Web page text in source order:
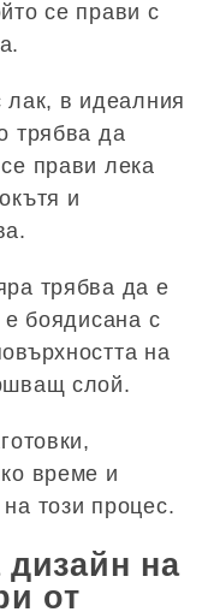
се прави с
лак, в идеалния
трябва да
прави лека
и
трябва да е
е боядисана с
на
слой.
време и
този процес.
дизайн на
от